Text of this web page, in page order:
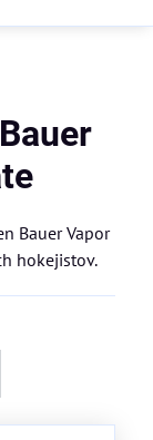
Bauer Vapor
hokejistov.